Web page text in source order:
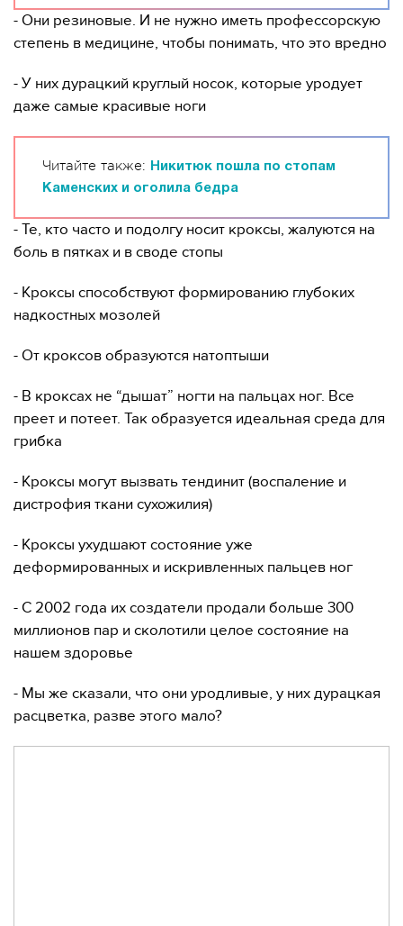
- Они резиновые. И не нужно иметь профессорскую
степень в медицине, чтобы понимать, что это вредно
- У них дурацкий круглый носок, которые уродует
даже самые красивые ноги
Читайте также:
Никитюк пошла по стопам
Каменских и оголила бедра
- Те, кто часто и подолгу носит кроксы, жалуются на
боль в пятках и в своде стопы
- Кроксы способствуют формированию глубоких
надкостных мозолей
- От кроксов образуются натоптыши
- В кроксах не “дышат” ногти на пальцах ног. Все
преет и потеет. Так образуется идеальная среда для
грибка
- Кроксы могут вызвать тендинит (воспаление и
дистрофия ткани сухожилия)
- Кроксы ухудшают состояние уже
деформированных и искривленных пальцев ног
- С 2002 года их создатели продали больше 300
миллионов пар и сколотили целое состояние на
нашем здоровье
- Мы же сказали, что они уродливые, у них дурацкая
расцветка, разве этого мало?